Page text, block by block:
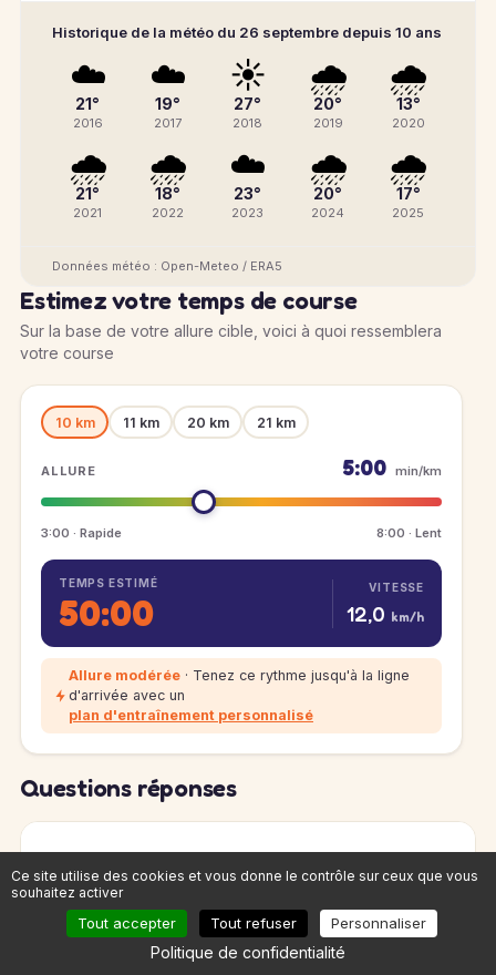
Historique de la météo du 26 septembre depuis 10 ans
☁️
21°
2016
☁️
19°
2017
☀️
27°
2018
🌧️
20°
2019
🌧️
13°
2020
🌧️
21°
2021
🌧️
18°
2022
☁️
23°
2023
🌧️
20°
2024
🌧️
17°
2025
Données météo : Open-Meteo / ERA5
Estimez votre temps de course
Sur la base de votre allure cible, voici à quoi ressemblera
votre course
10 km 11 km 20 km 21 km
ALLURE 5:00 min/km
3:00 · Rapide 8:00 · Lent
TEMPS ESTIMÉ
50:00
VITESSE
12,0 km/h
Allure modérée · Tenez ce rythme jusqu'à la ligne
d'arrivée avec un
plan d'entraînement personnalisé
Questions réponses
Bouffées et Rondes d’Airpur 2026 sur les
formats 11 km et 21 km ?
Les Bouffées et Rondes d’Airpur 2026 proposent
21 km solo(départ 18h30) et un11 km solo ou
Ce site utilise des cookies et vous donne le contrôle sur ceux que vous
souhaitez activer
Tout accepter Tout refuser Personnaliser
Politique de confidentialité